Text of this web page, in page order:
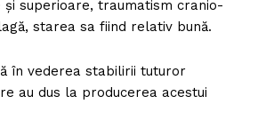
superioare, traumatism cranio-
starea sa fiind relativ bună.
în vederea stabilirii tuturor
au dus la producerea acestui